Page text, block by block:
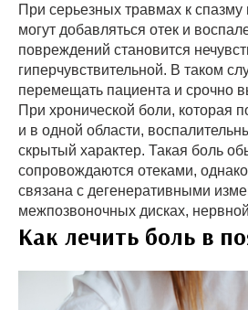
При серьезных травмах к
могут добавляться отек и
повреждений становится
гиперчувствительной. В таком
перемещать пациента и срочно
При хронической боли, которая
и в одной области,
скрытый характер. Такая боль
сопровождаются отеками,
связана с дегенеративными
межпозвоночных дисках,
Как лечить боль в